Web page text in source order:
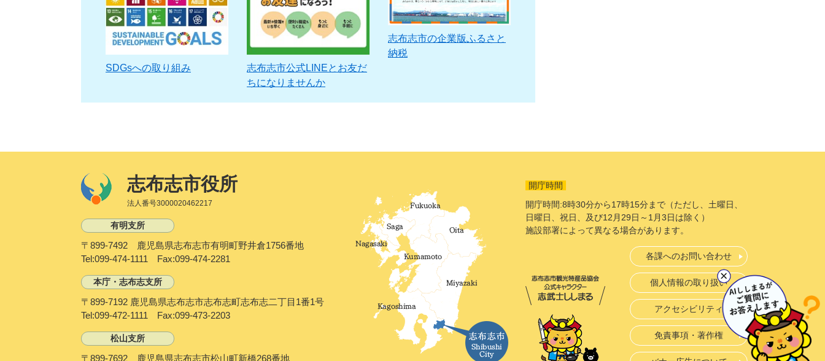
SDGsへの取り組み
志布志市公式LINEとお友だ
ちになりませんか
志布志市の企業版ふるさと
納税
志布志市役所
法人番号3000020462217
有明支所
〒899-7492 鹿児島県志布志市有明町野井倉1756番地
Tel:099-474-1111 Fax:099-474-2281
本庁・志布志支所
〒899-7192 鹿児島県志布志市志布志町志布志二丁目1番1号
Tel:099-472-1111 Fax:099-473-2203
松山支所
〒899-7692 鹿児島県志布志市松山町新橋268番地
開庁時間
開庁時間:8時30分から17時15分まで（ただし、土曜日、
日曜日、祝日、及び12月29日～1月3日は除く）
施設部署によって異なる場合があります。
各課へのお問い合わせ
個人情報の取り扱い
アクセシビリティ
免責事項・著作権